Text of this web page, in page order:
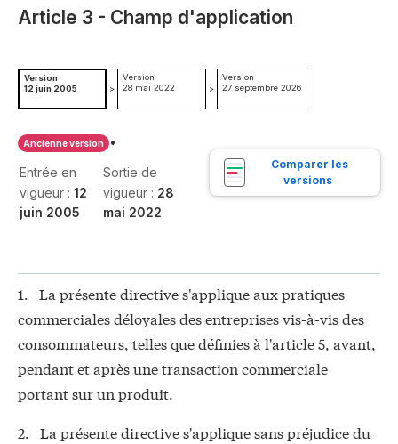
Article 3 - Champ d'application
Version
12 juin 2005
>
Version
28 mai 2022
>
Version
27 septembre 2026
Ancienne version
•
Entrée en
vigueur : 12
juin 2005
Sortie de
vigueur : 28
mai 2022
Comparer les
versions
1. La présente directive s'applique aux pratiques
commerciales déloyales des entreprises vis-à-vis des
consommateurs, telles que définies à l'article 5, avant,
pendant et après une transaction commerciale
portant sur un produit.
2. La présente directive s'applique sans préjudice du